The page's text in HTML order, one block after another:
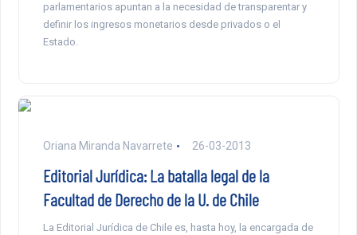
parlamentarios apuntan a la necesidad de transparentar y
definir los ingresos monetarios desde privados o el
Estado.
Oriana Miranda Navarrete 26-03-2013
Editorial Jurídica: La batalla legal de la
Facultad de Derecho de la U. de Chile
La Editorial Jurídica de Chile es, hasta hoy, la encargada de